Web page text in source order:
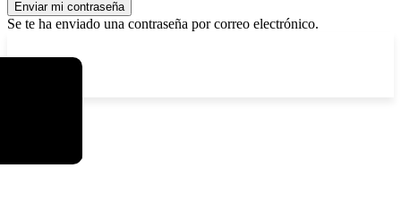
Se te ha enviado una contraseña por correo electrónico.